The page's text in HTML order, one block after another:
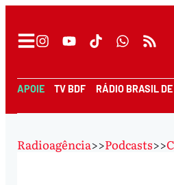
APOIE TV BDF RÁDIO BRASIL DE
Radioagência>>Podcasts>>